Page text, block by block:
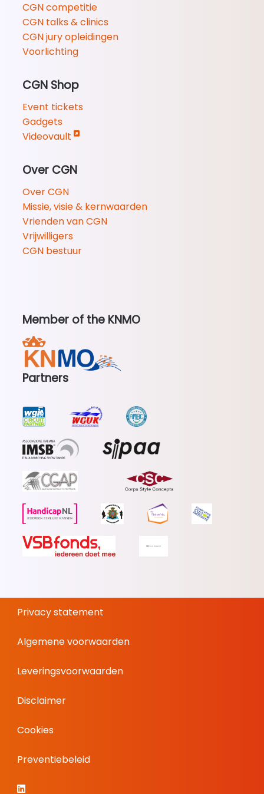
CGN competitie
CGN talks & clinics
CGN jury opleidingen
Voorlichting
CGN Shop
Event tickets
Gadgets
Videovault
Over CGN
Over CGN
Missie, visie & kernwaarden
Vrienden van CGN
Vrijwilligers
CGN bestuur
Member of the KNMO
Partners
Privacy statement
Algemene voorwaarden
Leveringsvoorwaarden
Disclaimer
Cookies
Preventiebeleid